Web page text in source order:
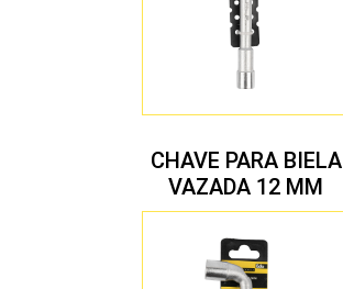
CHAVE PARA BIELA
VAZADA 12 MM